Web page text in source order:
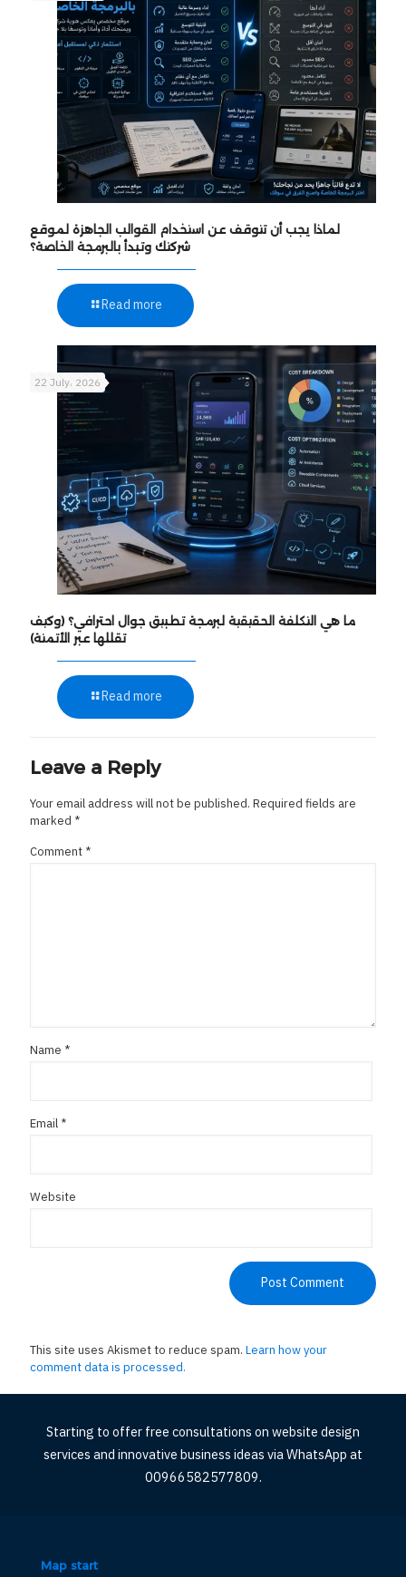
لماذا يجب أن تتوقف عن استخدام القوالب الجاهزة لموقع
شركتك وتبدأ بالبرمجة الخاصة؟
Read more
22 July، 2026
ما هي التكلفة الحقيقية لبرمجة تطبيق جوال احترافي؟ (وكيف
تقللها عبر الأتمتة)
Read more
Leave a Reply
Your email address will not be published. Required fields are
marked *
Comment *
Name *
Email *
Website
This site uses Akismet to reduce spam. Learn how your
comment data is processed.
Starting to offer free consultations on website design
services and innovative business ideas via WhatsApp at
00966582577809.
Map start